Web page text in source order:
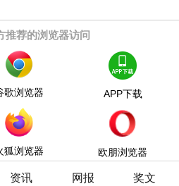
推荐的浏览器访问
歌浏览器 APP下载
狐浏览器 欧朋浏览器
资讯 网报
奖文